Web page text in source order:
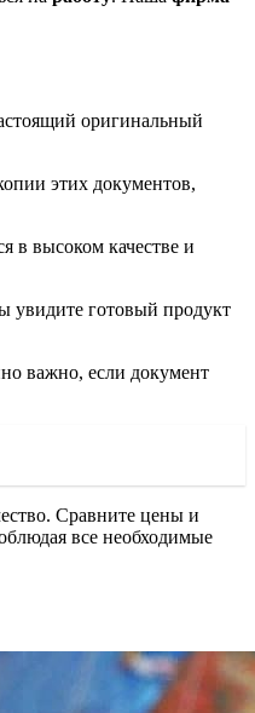
оригинальный
этих документов,
в высоком качестве и
увидите готовый продукт
важно, если документ
Сравните цены и
все необходимые